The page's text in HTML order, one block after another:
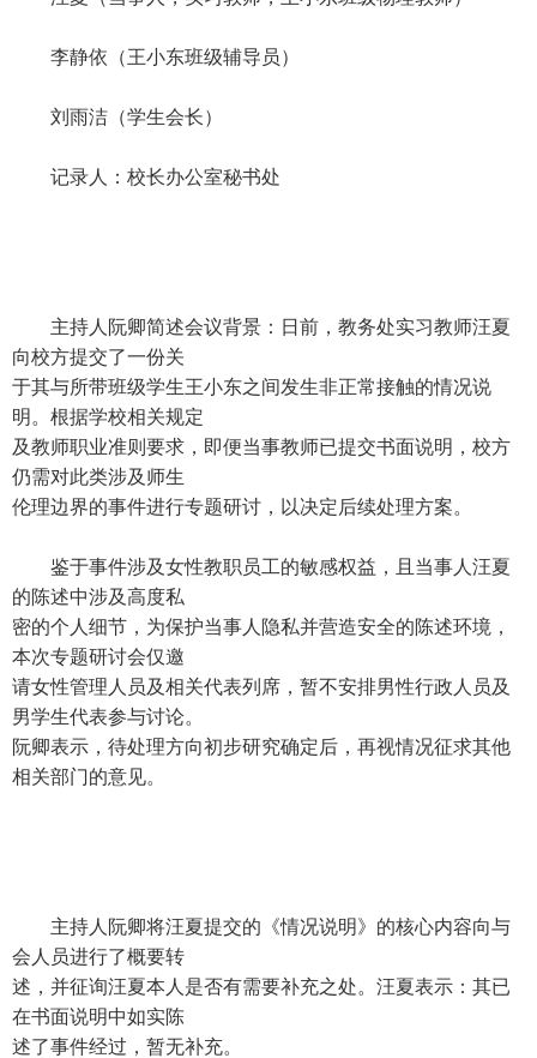
李静依（王小东班级辅导员）
刘雨洁（学生会长）
记录人：校长办公室秘书处
主持人阮卿简述会议背景：日前，教务处实习教师汪夏
向校方提交了一份关
于其与所带班级学生王小东之间发生非正常接触的情况说
明。根据学校相关规定
及教师职业准则要求，即便当事教师已提交书面说明，校方
仍需对此类涉及师生
伦理边界的事件进行专题研讨，以决定后续处理方案。
鉴于事件涉及女性教职员工的敏感权益，且当事人汪夏
的陈述中涉及高度私
密的个人细节，为保护当事人隐私并营造安全的陈述环境，
本次专题研讨会仅邀
请女性管理人员及相关代表列席，暂不安排男性行政人员及
男学生代表参与讨论。
阮卿表示，待处理方向初步研究确定后，再视情况征求其他
相关部门的意见。
主持人阮卿将汪夏提交的《情况说明》的核心内容向与
会人员进行了概要转
述，并征询汪夏本人是否有需要补充之处。汪夏表示：其已
在书面说明中如实陈
述了事件经过，暂无补充。